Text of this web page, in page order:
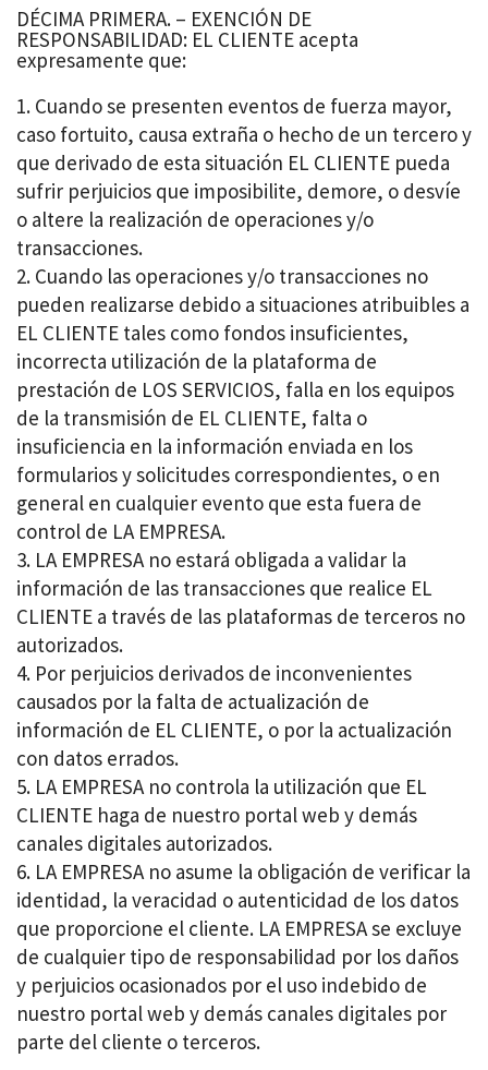
DÉCIMA PRIMERA. – EXENCIÓN DE
RESPONSABILIDAD: EL CLIENTE acepta
expresamente que:
Cuando se presenten eventos de fuerza mayor,
caso fortuito, causa extraña o hecho de un tercero y
que derivado de esta situación EL CLIENTE pueda
sufrir perjuicios que imposibilite, demore, o desvíe
o altere la realización de operaciones y/o
transacciones.
Cuando las operaciones y/o transacciones no
pueden realizarse debido a situaciones atribuibles a
EL CLIENTE tales como fondos insuficientes,
incorrecta utilización de la plataforma de
prestación de LOS SERVICIOS, falla en los equipos
de la transmisión de EL CLIENTE, falta o
insuficiencia en la información enviada en los
formularios y solicitudes correspondientes, o en
general en cualquier evento que esta fuera de
control de LA EMPRESA.
LA EMPRESA no estará obligada a validar la
información de las transacciones que realice EL
CLIENTE a través de las plataformas de terceros no
autorizados.
Por perjuicios derivados de inconvenientes
causados por la falta de actualización de
información de EL CLIENTE, o por la actualización
con datos errados.
LA EMPRESA no controla la utilización que EL
CLIENTE haga de nuestro portal web y demás
canales digitales autorizados.
LA EMPRESA no asume la obligación de verificar la
identidad, la veracidad o autenticidad de los datos
que proporcione el cliente. LA EMPRESA se excluye
de cualquier tipo de responsabilidad por los daños
y perjuicios ocasionados por el uso indebido de
nuestro portal web y demás canales digitales por
parte del cliente o terceros.